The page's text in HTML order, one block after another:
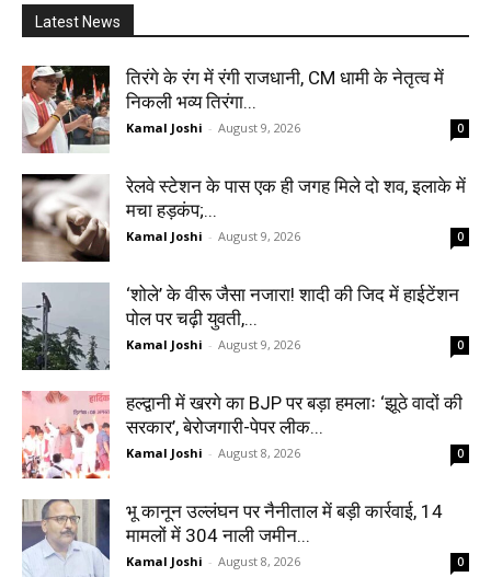
Latest News
तिरंगे के रंग में रंगी राजधानी, CM धामी के नेतृत्व में
निकली भव्य तिरंगा...
Kamal Joshi - August 9, 2026 0
रेलवे स्टेशन के पास एक ही जगह मिले दो शव, इलाके में
मचा हड़कंप;...
Kamal Joshi - August 9, 2026 0
‘शोले’ के वीरू जैसा नजारा! शादी की जिद में हाईटेंशन
पोल पर चढ़ी युवती,...
Kamal Joshi - August 9, 2026 0
हल्द्वानी में खरगे का BJP पर बड़ा हमलाः ‘झूठे वादों की
सरकार’, बेरोजगारी-पेपर लीक...
Kamal Joshi - August 8, 2026 0
भू कानून उल्लंघन पर नैनीताल में बड़ी कार्रवाई, 14
मामलों में 304 नाली जमीन...
Kamal Joshi - August 8, 2026 0